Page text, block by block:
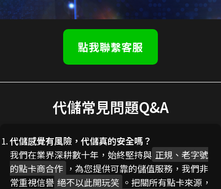
點我聯繫客服
代儲常見問題Q&A
代儲感覺有風險，代儲真的安全嗎？
我們在業界深耕數十年，始終堅持與 正規、老字號
的點卡商合作 ，為您提供可靠的儲值服務，我們非
常重視信譽 絕不以此開玩笑 。把關所有點卡來源，